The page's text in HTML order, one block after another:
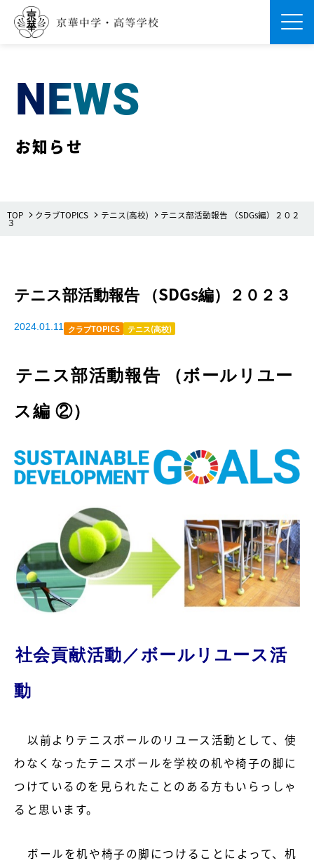
NEWS
お知らせ
TOP クラブTOPICS テニス(高校) テニス部活動報告 （SDGs編）２０２
３
テニス部活動報告 （SDGs編）２０２３
2024.01.11 クラブTOPICS テニス(高校)
テニス部活動報告 （ボールリユー
ス編 ②）
社会貢献活動／ボールリユース活
動
以前よりテニスボールのリユース活動として、使
わなくなったテニスボールを学校の机や椅子の脚に
つけているのを見られたことのある方もいらっしゃ
ると思います。
ボールを机や椅子の脚につけることによって、机